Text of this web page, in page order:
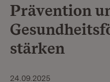
Prävention
stärken
24.09.2025